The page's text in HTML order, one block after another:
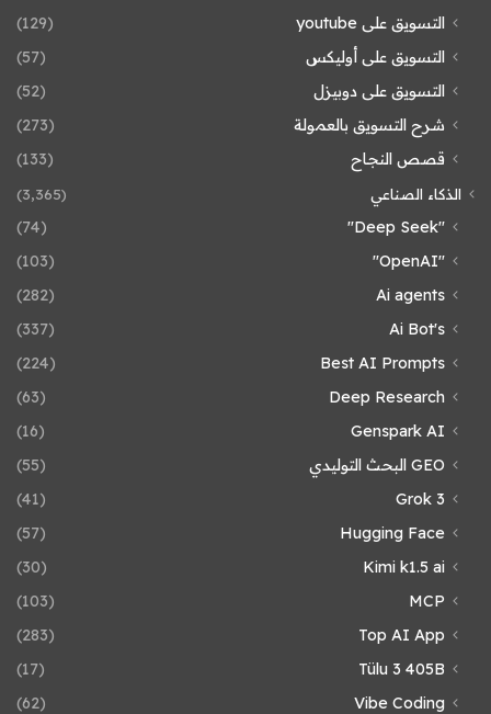
التسويق على youtube
(129)
التسويق على أوليكس
(57)
التسويق على دوبيزل
(52)
شرح التسويق بالعمولة
(273)
قصص النجاح
(133)
الذكاء الصناعي (3٬365)
"Deep Seek"
(74)
"OpenAI"
(103)
Ai agents
(282)
Ai Bot's
(337)
Best AI Prompts
(224)
Deep Research
(63)
Genspark AI
(16)
GEO البحث التوليدي
(55)
Grok 3
(41)
Hugging Face
(57)
Kimi k1.5 ai
(30)
MCP
(103)
Top AI App
(283)
Tülu 3 405B
(17)
Vibe Coding
(62)